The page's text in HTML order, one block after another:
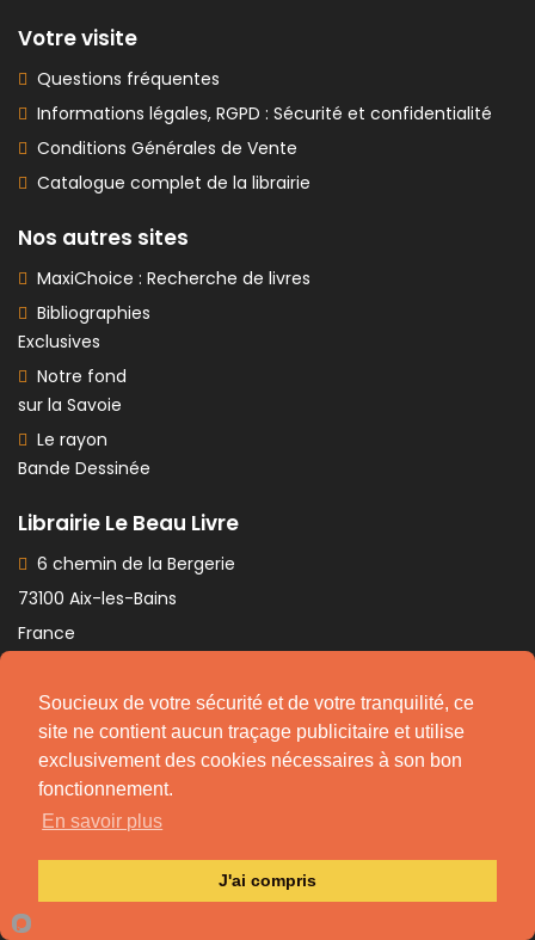
Votre visite
Questions fréquentes
Informations légales, RGPD : Sécurité et confidentialité
Conditions Générales de Vente
Catalogue complet de la librairie
Nos autres sites
MaxiChoice : Recherche de livres
Bibliographies
Exclusives
Notre fond
sur la Savoie
Le rayon
Bande Dessinée
Librairie Le Beau Livre
6 chemin de la Bergerie
73100 Aix-les-Bains
France
Flux RSS
Facebook
Instagram
© 2006-2025Librairie Le Beau Livre
Soucieux de votre sécurité et de votre tranquilité, ce
site ne contient aucun traçage publicitaire et utilise
exclusivement des cookies nécessaires à son bon
fonctionnement.
En savoir plus
J'ai compris